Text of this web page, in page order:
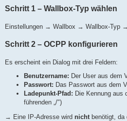
Schritt 1 – Wallbox-Typ wählen
Einstellungen → Wallbox → Wallbox-Typ →
Schritt 2 – OCPP konfigurieren
Es erscheint ein Dialog mit drei Feldern:
Benutzername: Der User aus dem
Passwort: Das Passwort aus dem
Ladepunkt-Pfad: Die Kennung aus
führenden „/")
→ Eine IP-Adresse wird nicht benötigt,